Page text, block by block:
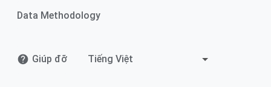
Data Methodology
Giúp đỡ